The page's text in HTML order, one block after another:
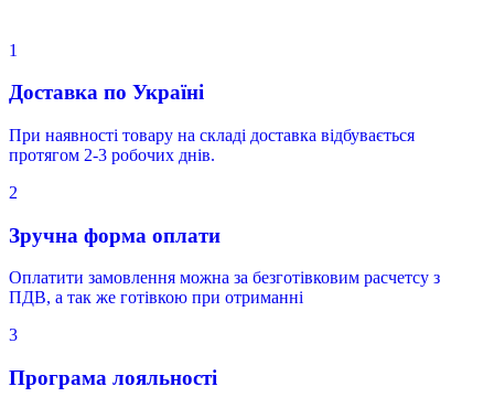
1
Доставка по Україні
При наявності товару на складі доставка відбувається
протягом 2-3 робочих днів.
2
Зручна форма оплати
Оплатити замовлення можна за безготівковим расчетсу з
ПДВ, а так же готівкою при отриманні
3
Програма лояльності